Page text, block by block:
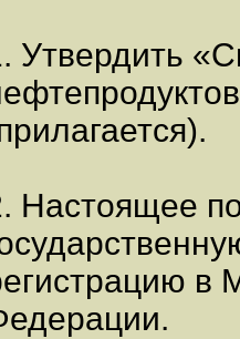
Утвердить
Настоящее
в